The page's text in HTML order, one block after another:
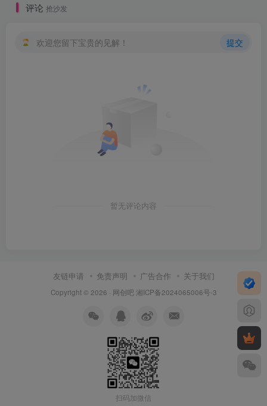
评论 抢沙发
欢迎您留下宝贵的见解！ 提交
暂无评论内容
友链申请 免责声明 广告合作 关于我们
Copyright © 2026 · 网创吧 湘ICP备2024065006号-3
扫码加微信